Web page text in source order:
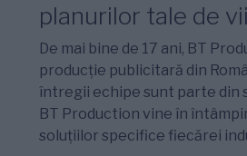
planurilor tale de
De mai bine de 17 ani, BT
producție publicitară din
întregii echipe sunt parte din
BT Production vine în
soluțiilor specifice fiecărei